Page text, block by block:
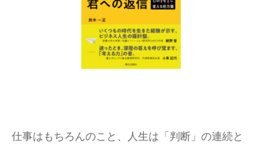
仕事はもちろんのこと、人生は「判断」の連続と